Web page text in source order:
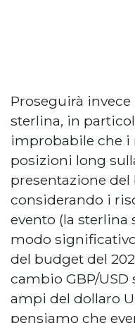
Proseguirà
sterlina, in
improbabile che i
posizioni long
presentazione
considerando i
evento (la
modo
del budget del
cambio GBP/
ampi del dollaro
pensiamo che